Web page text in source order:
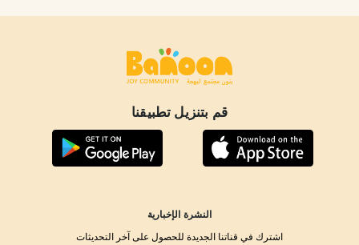
قم بتنزيل تطبيقنا
النشرة الإخبارية
اشترك في قناتنا الجديدة للحصول على آخر التحديثات